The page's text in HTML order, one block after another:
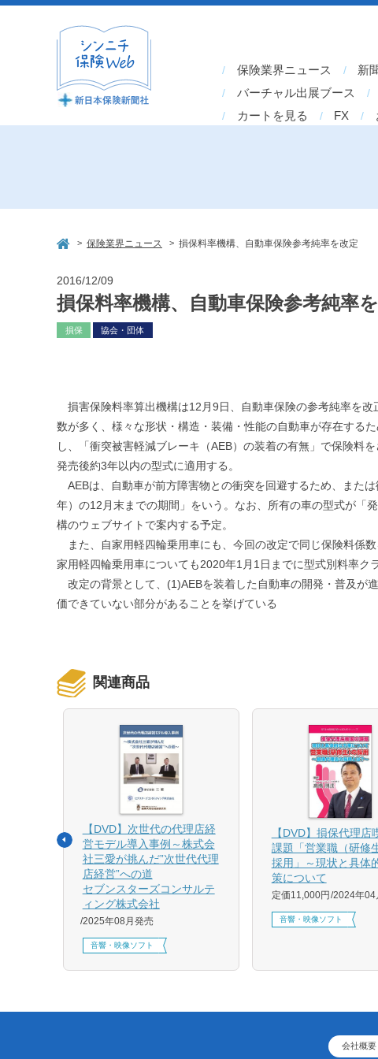
保険業界ニュース 新
バーチャル出展ブース
カートを見る
FX
> 保険業界ニュース > 損保料率機構、自動車保険参考純率を改定
2016/12/09
損保料率機構、自動車保険参考純率
損保 協会・団体
損害保険料率算出機構は12月9日、自動車保険の参考純率を
数が多く、様々な形状・構造・装備・性能の自動車が存在する
し、「衝突被害軽減ブレーキ（AEB）の装着の有無」で保険料
発売後約3年以内の型式に適用する。
AEBは、自動車が前方障害物との衝突を回避するため、また
年）の12月末までの期間」をいう。なお、所有の車の型式が「
構のウェブサイトで案内する予定。
また、自家用軽四輪乗用車にも、今回の改定で同じ保険料係
家用軽四輪乗用車についても2020年1月1日までに型式別料率ク
改定の背景として、(1)AEBを装着した自動車の開発・普及が
価できていない部分があることを挙げている
関連商品
【DVD】次世代の代理店経
営モデル導入事例～株式会
社三愛が挑んだ”次世代代理
店経営”への道
セブンスターズコンサルテ
ィング株式会社
2025年08月発売
音響・映像ソフト
【DVD】損保代理店
課題「営業職（研修
採用」～現状と具体
策について
定価11,000円 2024年04
音響・映像ソフト
会社概要